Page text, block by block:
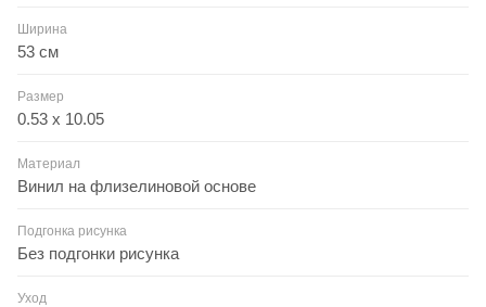
Ширина
53 см
Размер
0.53 x 10.05
Материал
Винил на флизелиновой основе
Подгонка рисунка
Без подгонки рисунка
Уход